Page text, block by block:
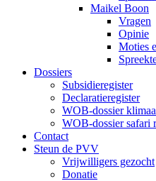
Maikel Boon
Vragen
Opinie
Moties
Dossiers
Subsidieregister
Declaratieregister
WOB-dossier
WOB-dossier safari
Contact
Steun de PVV
Vrijwilligers gezocht
Donatie